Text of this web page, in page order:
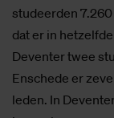
studeerden
dat er in
Deventer twee
Enschede er
leden. In